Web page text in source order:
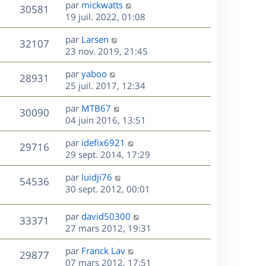
s
n
i
e
r
m
e
s
s
a
g
e
30581
u
D
e
r
n
i
e
r
m
e
s
s
a
g
e
par mickwatts
19 juil. 2022, 01:08
32107V
u
s
D
e
r
n
i
e
r
m
e
s
s
a
g
e
par Larsen
23 nov. 2019, 21:45
28931
u
D
e
r
n
i
e
r
m
e
s
s
a
g
e
par yaboo
25 juil. 2017, 12:34
30090V
u
e
D
e
r
n
i
e
r
m
e
s
s
a
g
e
par MTB67
04 juin 2016, 13:51
29716V
u
e
D
e
r
n
i
e
r
m
e
s
s
par idefix6921
29 sept. 2014, 17:29
54536V
u
D
e
n
i
e
r
m
par luidji76
30 sept. 2012, 00:01
33371
u
D
e
r
n
i
par david50300
27 mars 2012, 19:31
29877V
D
e
par Franck Lav
07 mars 2012, 17:51